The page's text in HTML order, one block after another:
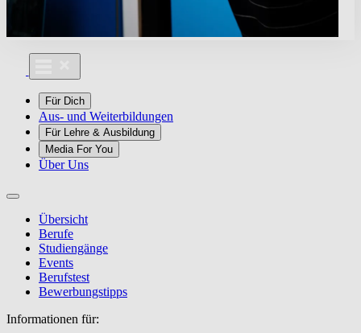
Für Dich
Aus- und Weiterbildungen
Für Lehre & Ausbildung
Media For You
Über Uns
Übersicht
Berufe
Studiengänge
Events
Berufstest
Bewerbungstipps
Informationen für: